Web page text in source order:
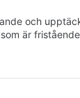
och
är